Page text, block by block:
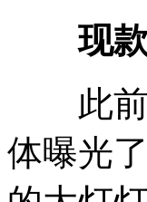
现款
此前
体曝光